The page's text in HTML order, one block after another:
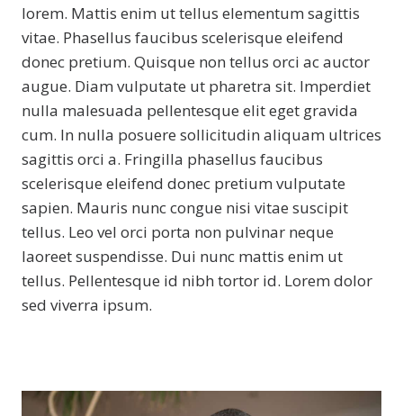
lorem. Mattis enim ut tellus elementum sagittis
vitae. Phasellus faucibus scelerisque eleifend
donec pretium. Quisque non tellus orci ac auctor
augue. Diam vulputate ut pharetra sit. Imperdiet
nulla malesuada pellentesque elit eget gravida
cum. In nulla posuere sollicitudin aliquam ultrices
sagittis orci a. Fringilla phasellus faucibus
scelerisque eleifend donec pretium vulputate
sapien. Mauris nunc congue nisi vitae suscipit
tellus. Leo vel orci porta non pulvinar neque
laoreet suspendisse. Dui nunc mattis enim ut
tellus. Pellentesque id nibh tortor id. Lorem dolor
sed viverra ipsum.